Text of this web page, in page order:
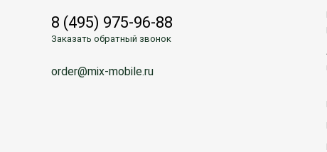
8 (495) 975-96-88
Заказать обратный звонок
order@mix-mobile.ru